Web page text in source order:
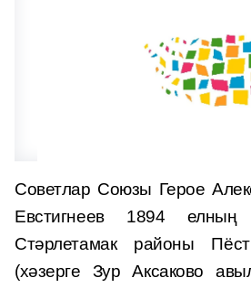
Советлар Союзы Герое
Евстигнеев 1894 елның
Стәрлетамак районы
(хәзерге Зур Аксаково